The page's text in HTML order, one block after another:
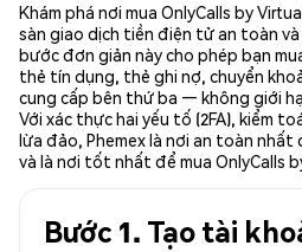
Khám phá nơi mua OnlyCalls by
sàn giao dịch tiền điện tử an toàn
bước đơn giản này cho phép bạn
thẻ tín dụng, thẻ ghi nợ, chuyển
cung cấp bên thứ ba — không giới
Với xác thực hai yếu tố (2FA), kiểm
lừa đảo, Phemex là nơi an toàn nhất
và là nơi tốt nhất để mua OnlyCalls
Bước 1. Tạo tài